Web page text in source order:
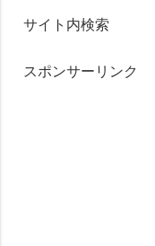
サイト内検索
スポンサーリンク